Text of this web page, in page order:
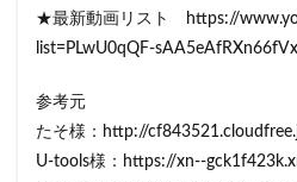
★最新動画リスト https://
list=PLwU0qQF-
参考元
たそ様：http://
U-tools様：https://xn--